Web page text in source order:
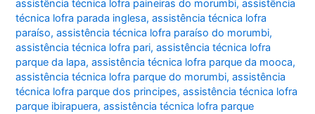
assistência técnica lofra paineiras do morumbi,assistência
técnica lofra parada inglesa,assistência técnica lofra
paraíso,assistência técnica lofra paraíso do morumbi,
assistência técnica lofra pari,assistência técnica lofra
parque da lapa,assistência técnica lofra parque da mooca,
assistência técnica lofra parque do morumbi,assistência
técnica lofra parque dos principes,assistência técnica lofra
parque ibirapuera,assistência técnica lofra parque